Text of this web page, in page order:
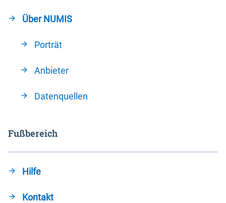
Über NUMIS
Porträt
Anbieter
Datenquellen
Fußbereich
Hilfe
Kontakt